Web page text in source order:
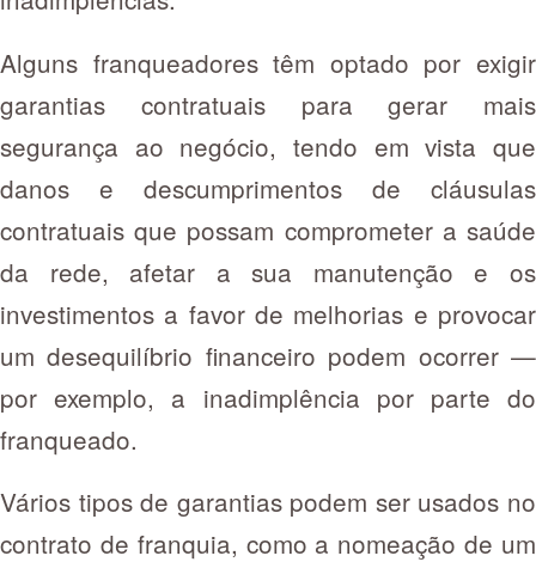
Alguns franqueadores têm optado por exigir
garantias contratuais para gerar mais
segurança ao negócio, tendo em vista que
danos e descumprimentos de cláusulas
contratuais que possam comprometer a saúde
da rede, afetar a sua manutenção e os
investimentos a favor de melhorias e provocar
um desequilíbrio financeiro podem ocorrer —
por exemplo, a inadimplência por parte do
franqueado.
Vários tipos de garantias podem ser usados no
contrato de franquia, como a nomeação de um